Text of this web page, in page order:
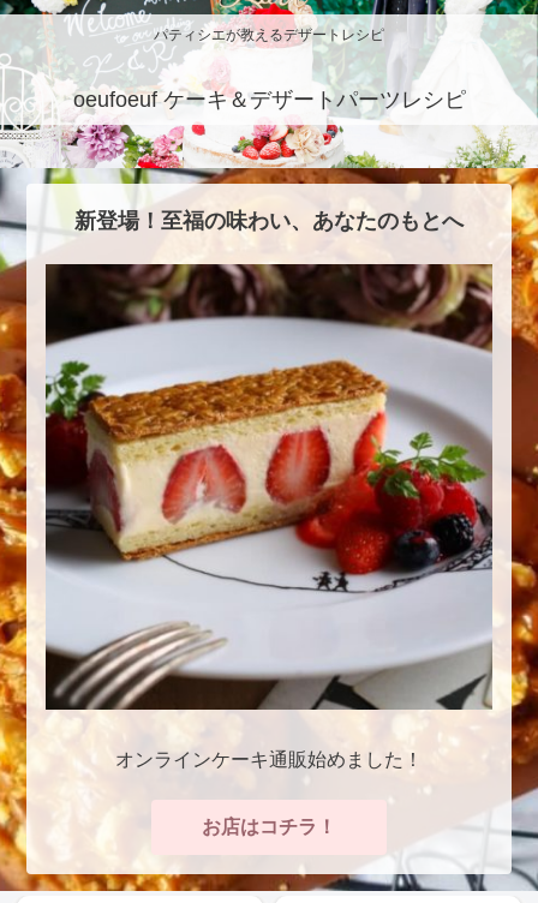
パティシエが教えるデザートレシピ
oeufoeuf ケーキ＆デザートパーツレシピ
新登場！至福の味わい、あなたのもとへ
オンラインケーキ通販始めました！
お店はコチラ！